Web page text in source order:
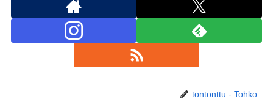
tontonttu - Tohko